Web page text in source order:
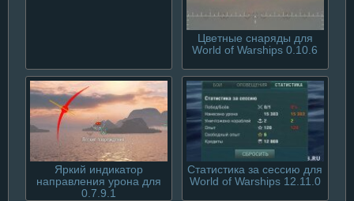
Процент побед кораблей
в доках World of Warships
12.11.0
Цветные снаряды для
World of Warships 0.10.6
Яркий индикатор
направления урона для
0.7.9.1
Статистика за сессию для
World of Warships 12.11.0